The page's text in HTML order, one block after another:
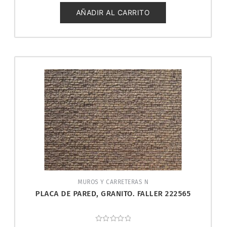
de
5
AÑADIR AL CARRITO
MUROS Y CARRETERAS N
PLACA DE PARED, GRANITO. FALLER 222565